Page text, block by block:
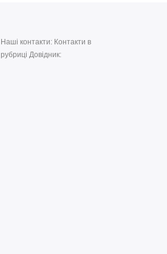
Наші контакти: Контакти в
рубриці Довідник: